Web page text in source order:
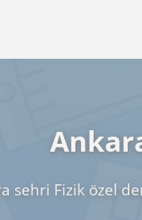
sehri Fizik özel